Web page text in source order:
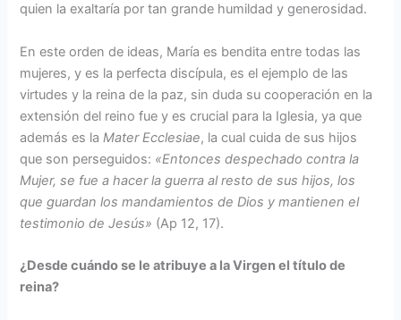
quien la exaltaría por tan grande humildad y generosidad.
En este orden de ideas, María es bendita entre todas las
mujeres, y es la perfecta discípula, es el ejemplo de las
virtudes y la reina de la paz, sin duda su cooperación en la
extensión del reino fue y es crucial para la Iglesia, ya que
además es laMater Ecclesiae, la cual cuida de sus hijos
que son perseguidos: «Entonces despechado contra la
Mujer, se fue a hacer la guerra al resto de sus hijos, los
que guardan los mandamientos de Dios y mantienen el
testimonio de Jesús» (Ap 12, 17).
¿Desde cuándo se le atribuye a la Virgen el título de
reina?